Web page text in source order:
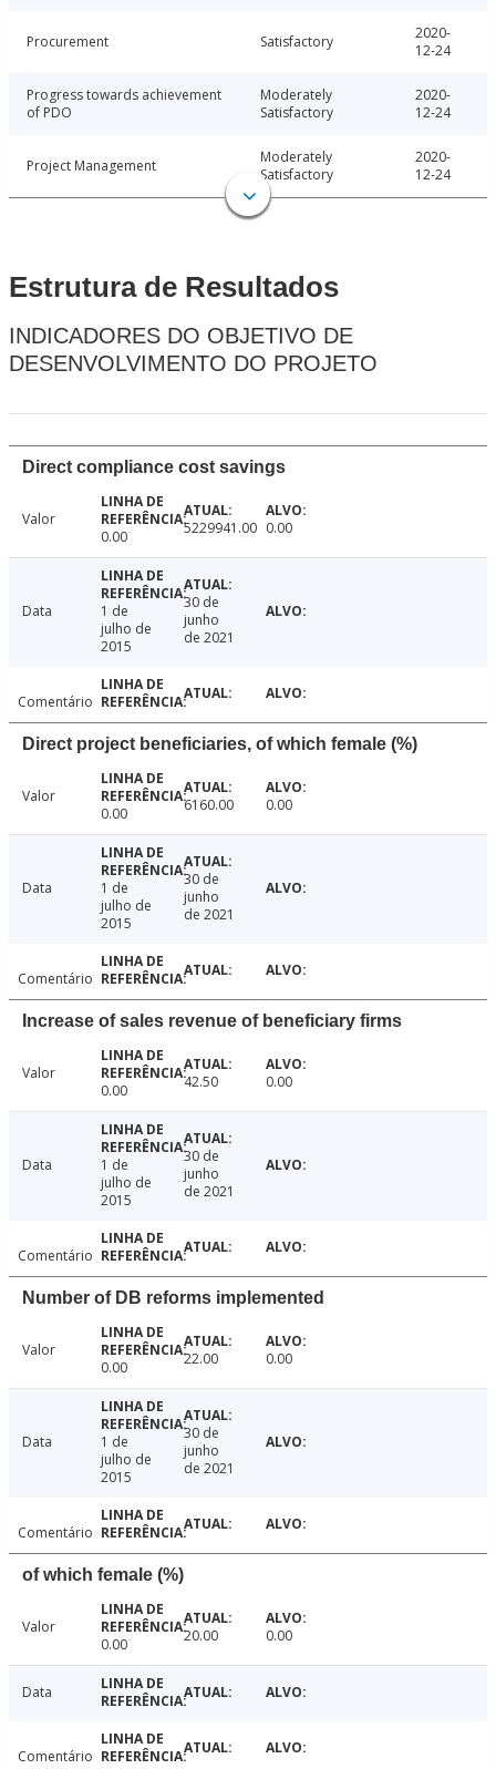
Procurement Satisfactory
2020-
12-24
Progress towards achievement
of PDO
Moderately
Satisfactory
2020-
12-24
Project Management
Moderately
Satisfactory
2020-
12-24
Estrutura de Resultados
INDICADORES DO OBJETIVO DE
DESENVOLVIMENTO DO PROJETO
Direct compliance cost savings
Valor
0.00
5229941.00 0.00
Data
1 de
julho de
2015
30 de
junho
de 2021
Comentário
Direct project beneficiaries, of which female (%)
Valor
0.00
6160.00 0.00
Data
1 de
julho de
2015
30 de
junho
de 2021
Comentário
Increase of sales revenue of beneficiary firms
Valor
0.00
42.50 0.00
Data
1 de
julho de
2015
30 de
junho
de 2021
Comentário
Number of DB reforms implemented
Valor
0.00
22.00 0.00
Data
1 de
julho de
2015
30 de
junho
de 2021
Comentário
of which female (%)
Valor
0.00
20.00 0.00
Data
Comentário